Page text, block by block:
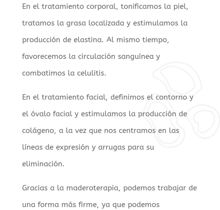
En el tratamiento corporal, tonificamos la piel,
tratamos la grasa localizada y estimulamos la
producción de elastina. Al mismo tiempo,
favorecemos la circulación sanguínea y
combatimos la celulitis.
En el tratamiento facial, definimos el contorno y
el óvalo facial y estimulamos la producción de
colágeno, a la vez que nos centramos en las
líneas de expresión y arrugas para su
eliminación.
Gracias a la maderoterapia, podemos trabajar de
una forma más firme, ya que podemos